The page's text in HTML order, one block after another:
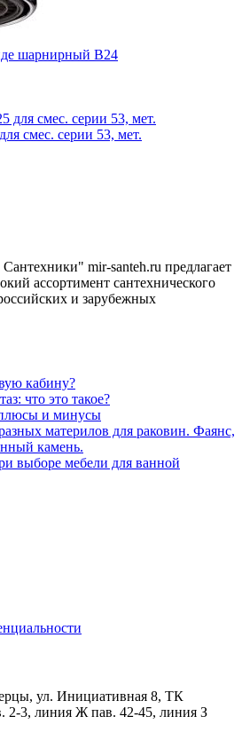
шарнирный B24
смес. серии 53, мет.
mir-santeh.ru предлагает
ассортимент сантехнического
и зарубежных
кабину?
что это такое?
и минусы
материлов для раковин. Фаянс,
камень.
выборе мебели для ванной
ул. Инициативная 8, ТК
2-3, линия Ж пав. 42-45, линия З